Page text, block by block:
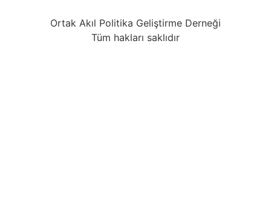
Ortak Akıl Politika Geliştirme Derneği
Tüm hakları saklıdır